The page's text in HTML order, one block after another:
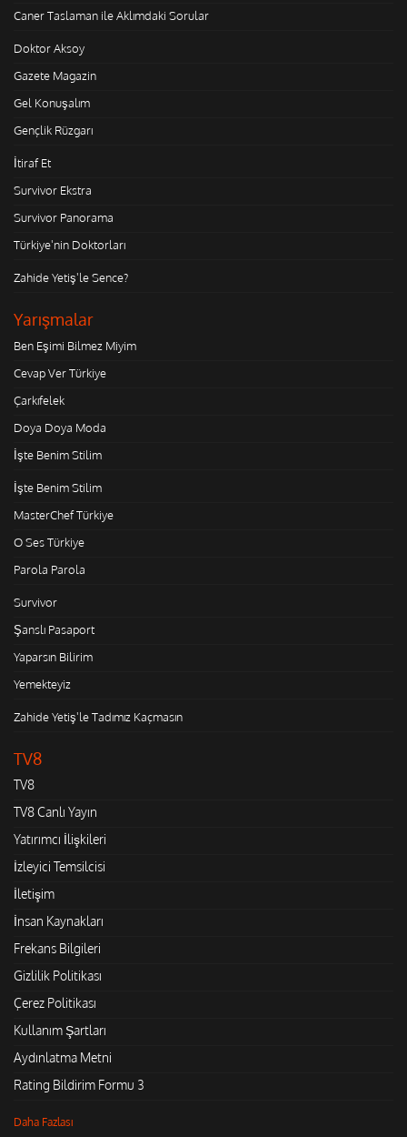
Caner Taslaman ile Aklımdaki Sorular
Doktor Aksoy
Gazete Magazin
Gel Konuşalım
Gençlik Rüzgarı
İtiraf Et
Survivor Ekstra
Survivor Panorama
Türkiye'nin Doktorları
Zahide Yetiş'le Sence?
Yarışmalar
Ben Eşimi Bilmez Miyim
Cevap Ver Türkiye
Çarkıfelek
Doya Doya Moda
İşte Benim Stilim
İşte Benim Stilim
MasterChef Türkiye
O Ses Türkiye
Parola Parola
Survivor
Şanslı Pasaport
Yaparsın Bilirim
Yemekteyiz
Zahide Yetiş'le Tadımız Kaçmasın
TV8
TV8
TV8 Canlı Yayın
Yatırımcı İlişkileri
İzleyici Temsilcisi
İletişim
İnsan Kaynakları
Frekans Bilgileri
Gizlilik Politikası
Çerez Politikası
Kullanım Şartları
Aydınlatma Metni
Rating Bildirim Formu 3
Daha Fazlası